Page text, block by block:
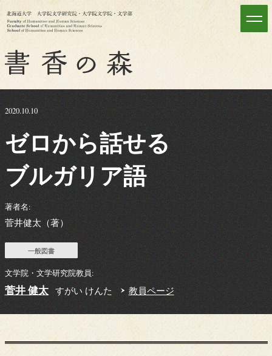
2020.10.10
ゼロから話せる
ブルガリア語
著者名:
菅井健太（著）
一般図書
文学院・文学研究院教員:
菅井 健太 すがい けんた 教員ページ